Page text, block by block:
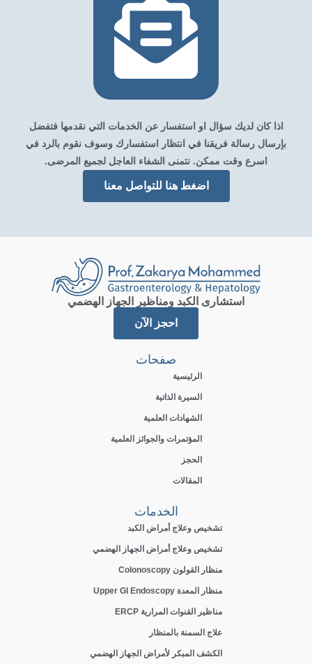
اذا كان لديك سؤال او استفسار عن الخدمات التي نقدمها فتفضل
بإرسال رسالة فريقنا في انتظار استفسارك وسوف نقوم بالرد في
اسرع وقت ممكن. نتمنى الشفاء العاجل لجميع المرضى.
اضغط هنا للتواصل معنا
استشارى الكبد ومناظير الجهاز الهضمي
احجز الآن
صفحات
الرئيسية
السيرة الذاتية
الشهادات العلمية
المؤتمرات والجوائز العلمية
الحجز
المقالات
الخدمات
تشخيص وعلاج أمراض الكبد
تشخيص وعلاج أمراض الجهاز الهضمي
منظار القولون Colonoscopy
منظار المعدة Upper GI Endoscopy
مناظير القنوات المرارية ERCP
علاج السمنة بالمنظار
الكشف المبكر لأمراض الجهاز الهضمي